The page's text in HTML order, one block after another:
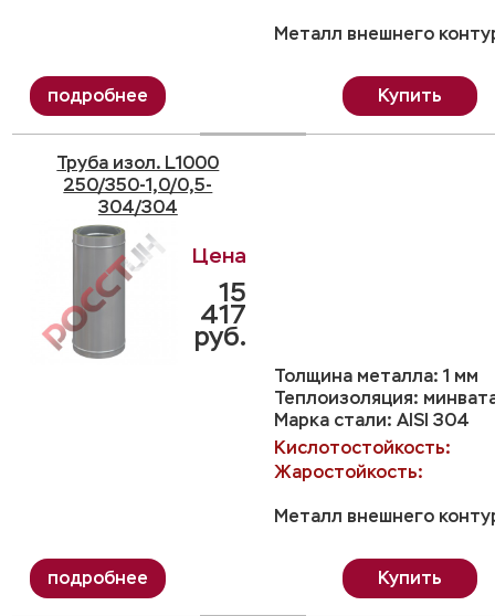
Металл внешнего
Купить
Труба изол. L1000
250/350-1,0/0,5-
304/304
Толщина металла: 1 мм
Теплоизоляция:
Марка стали: AISI 304
Кислотостойкость:
Жаростойкость:
Металл внешнего
15
417
руб.
Купить